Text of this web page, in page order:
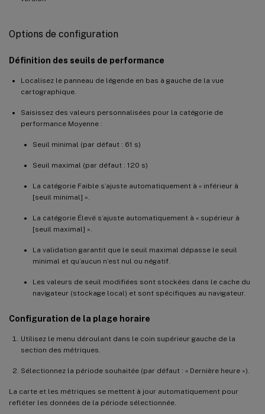
Options de configuration
Définition des seuils de performance
Localisez le panneau de légende en bas à gauche de la vue
cartographique.
Saisissez des valeurs personnalisées pour la catégorie de
performance Moyenne :
Seuil minimal (par défaut : 61 s)
Seuil maximal (par défaut : 120 s)
La catégorie Faible s’ajuste automatiquement à « inférieur à
[seuil minimal] ».
La catégorie Élevé s’ajuste automatiquement à « supérieur à
[seuil maximal] ».
La validation garantit que le seuil maximal dépasse le seuil
minimal et qu’aucun n’est nul ou négatif.
Les valeurs de seuil modifiées sont stockées dans le cache du
navigateur (stockage local) et sont spécifiques au navigateur.
Configuration de la plage horaire
Utilisez le menu déroulant dans le coin supérieur gauche de la
section des métriques.
Sélectionnez la période souhaitée (par défaut : « Dernière heure »).
La carte et les métriques se mettent à jour automatiquement pour
refléter les données de la période sélectionnée.